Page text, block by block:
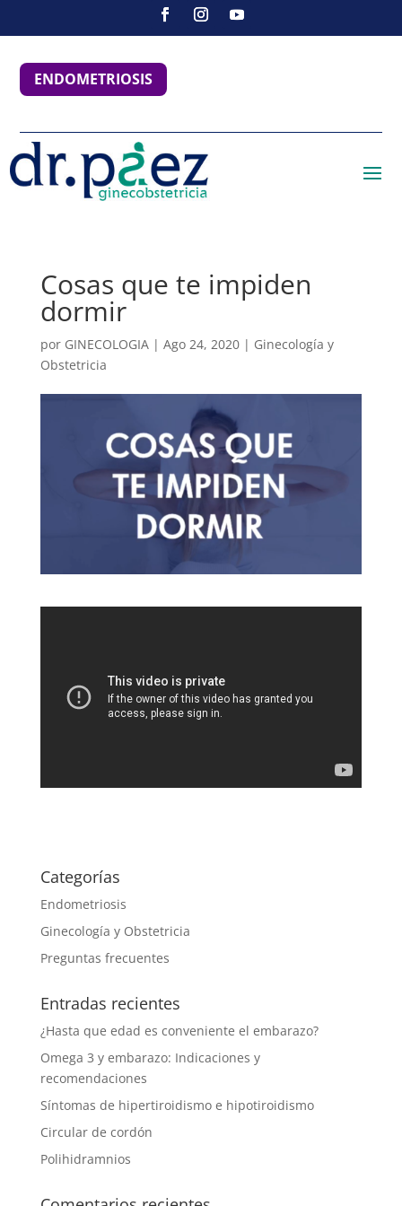
ENDOMETRIOSIS
Cosas que te impiden
dormir
por GINECOLOGIA| Ago 24, 2020| Ginecología y
Obstetricia
Categorías
Endometriosis
Ginecología y Obstetricia
Preguntas frecuentes
Entradas recientes
¿Hasta que edad es conveniente el embarazo?
Omega 3 y embarazo: Indicaciones y
recomendaciones
Síntomas de hipertiroidismo e hipotiroidismo
Circular de cordón
Polihidramnios